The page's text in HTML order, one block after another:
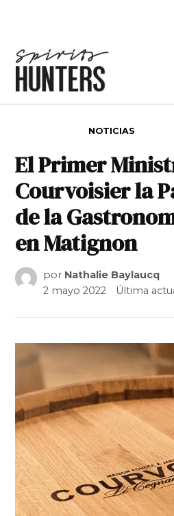
NOTICIAS
El Primer
Courvoisier la
de la
en Matignon
por Nathalie Baylaucq
2 mayo 2022
Última